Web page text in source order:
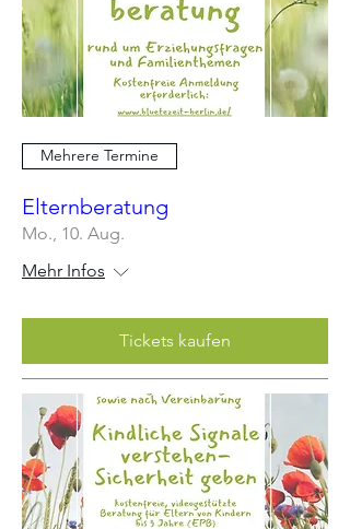
Mehrere Termine
Elternberatung
Mo., 10. Aug.
Mehr Infos
Tickets kaufen